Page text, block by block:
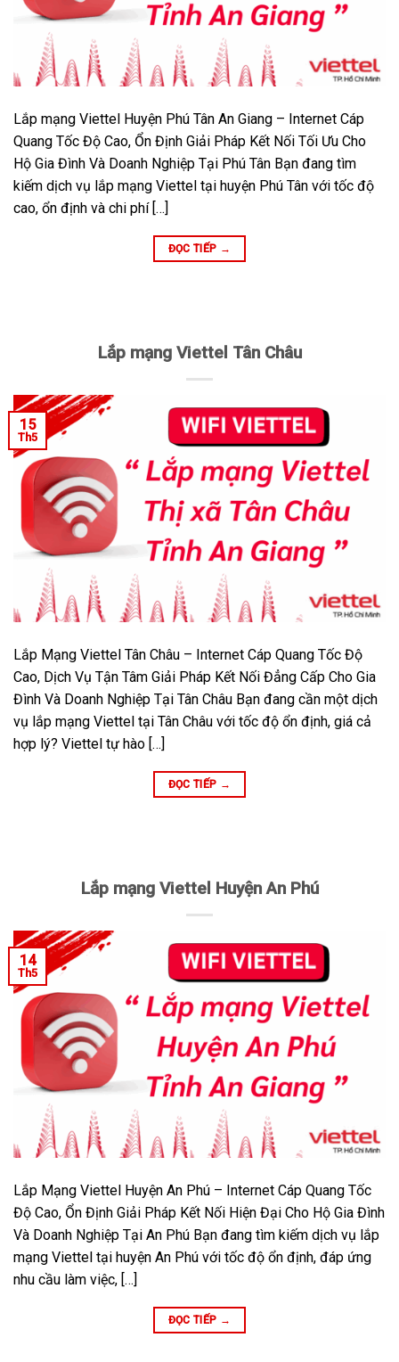
Lắp mạng Viettel Huyện Phú Tân An Giang – Internet Cáp
Quang Tốc Độ Cao, Ổn Định Giải Pháp Kết Nối Tối Ưu Cho
Hộ Gia Đình Và Doanh Nghiệp Tại Phú Tân Bạn đang tìm
kiếm dịch vụ lắp mạng Viettel tại huyện Phú Tân với tốc độ
cao, ổn định và chi phí […]
ĐỌC TIẾP →
Lắp mạng Viettel Tân Châu
15
Th5
Lắp Mạng Viettel Tân Châu – Internet Cáp Quang Tốc Độ
Cao, Dịch Vụ Tận Tâm Giải Pháp Kết Nối Đẳng Cấp Cho Gia
Đình Và Doanh Nghiệp Tại Tân Châu Bạn đang cần một dịch
vụ lắp mạng Viettel tại Tân Châu với tốc độ ổn định, giá cả
hợp lý? Viettel tự hào […]
ĐỌC TIẾP →
Lắp mạng Viettel Huyện An Phú
14
Th5
Lắp Mạng Viettel Huyện An Phú – Internet Cáp Quang Tốc
Độ Cao, Ổn Định Giải Pháp Kết Nối Hiện Đại Cho Hộ Gia Đình
Và Doanh Nghiệp Tại An Phú Bạn đang tìm kiếm dịch vụ lắp
mạng Viettel tại huyện An Phú với tốc độ ổn định, đáp ứng
nhu cầu làm việc, […]
ĐỌC TIẾP →